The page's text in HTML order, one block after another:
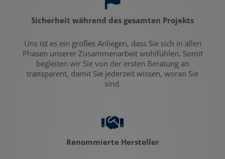
Sicherheit während des gesamten Projekts
Uns ist es ein großes Anliegen, dass Sie sich in allen
Phasen unserer Zusammenarbeit wohlfühlen. Somit
begleiten wir Sie von der ersten Beratung an
transparent, damit Sie jederzeit wissen, woran Sie
sind.
Renommierte Hersteller